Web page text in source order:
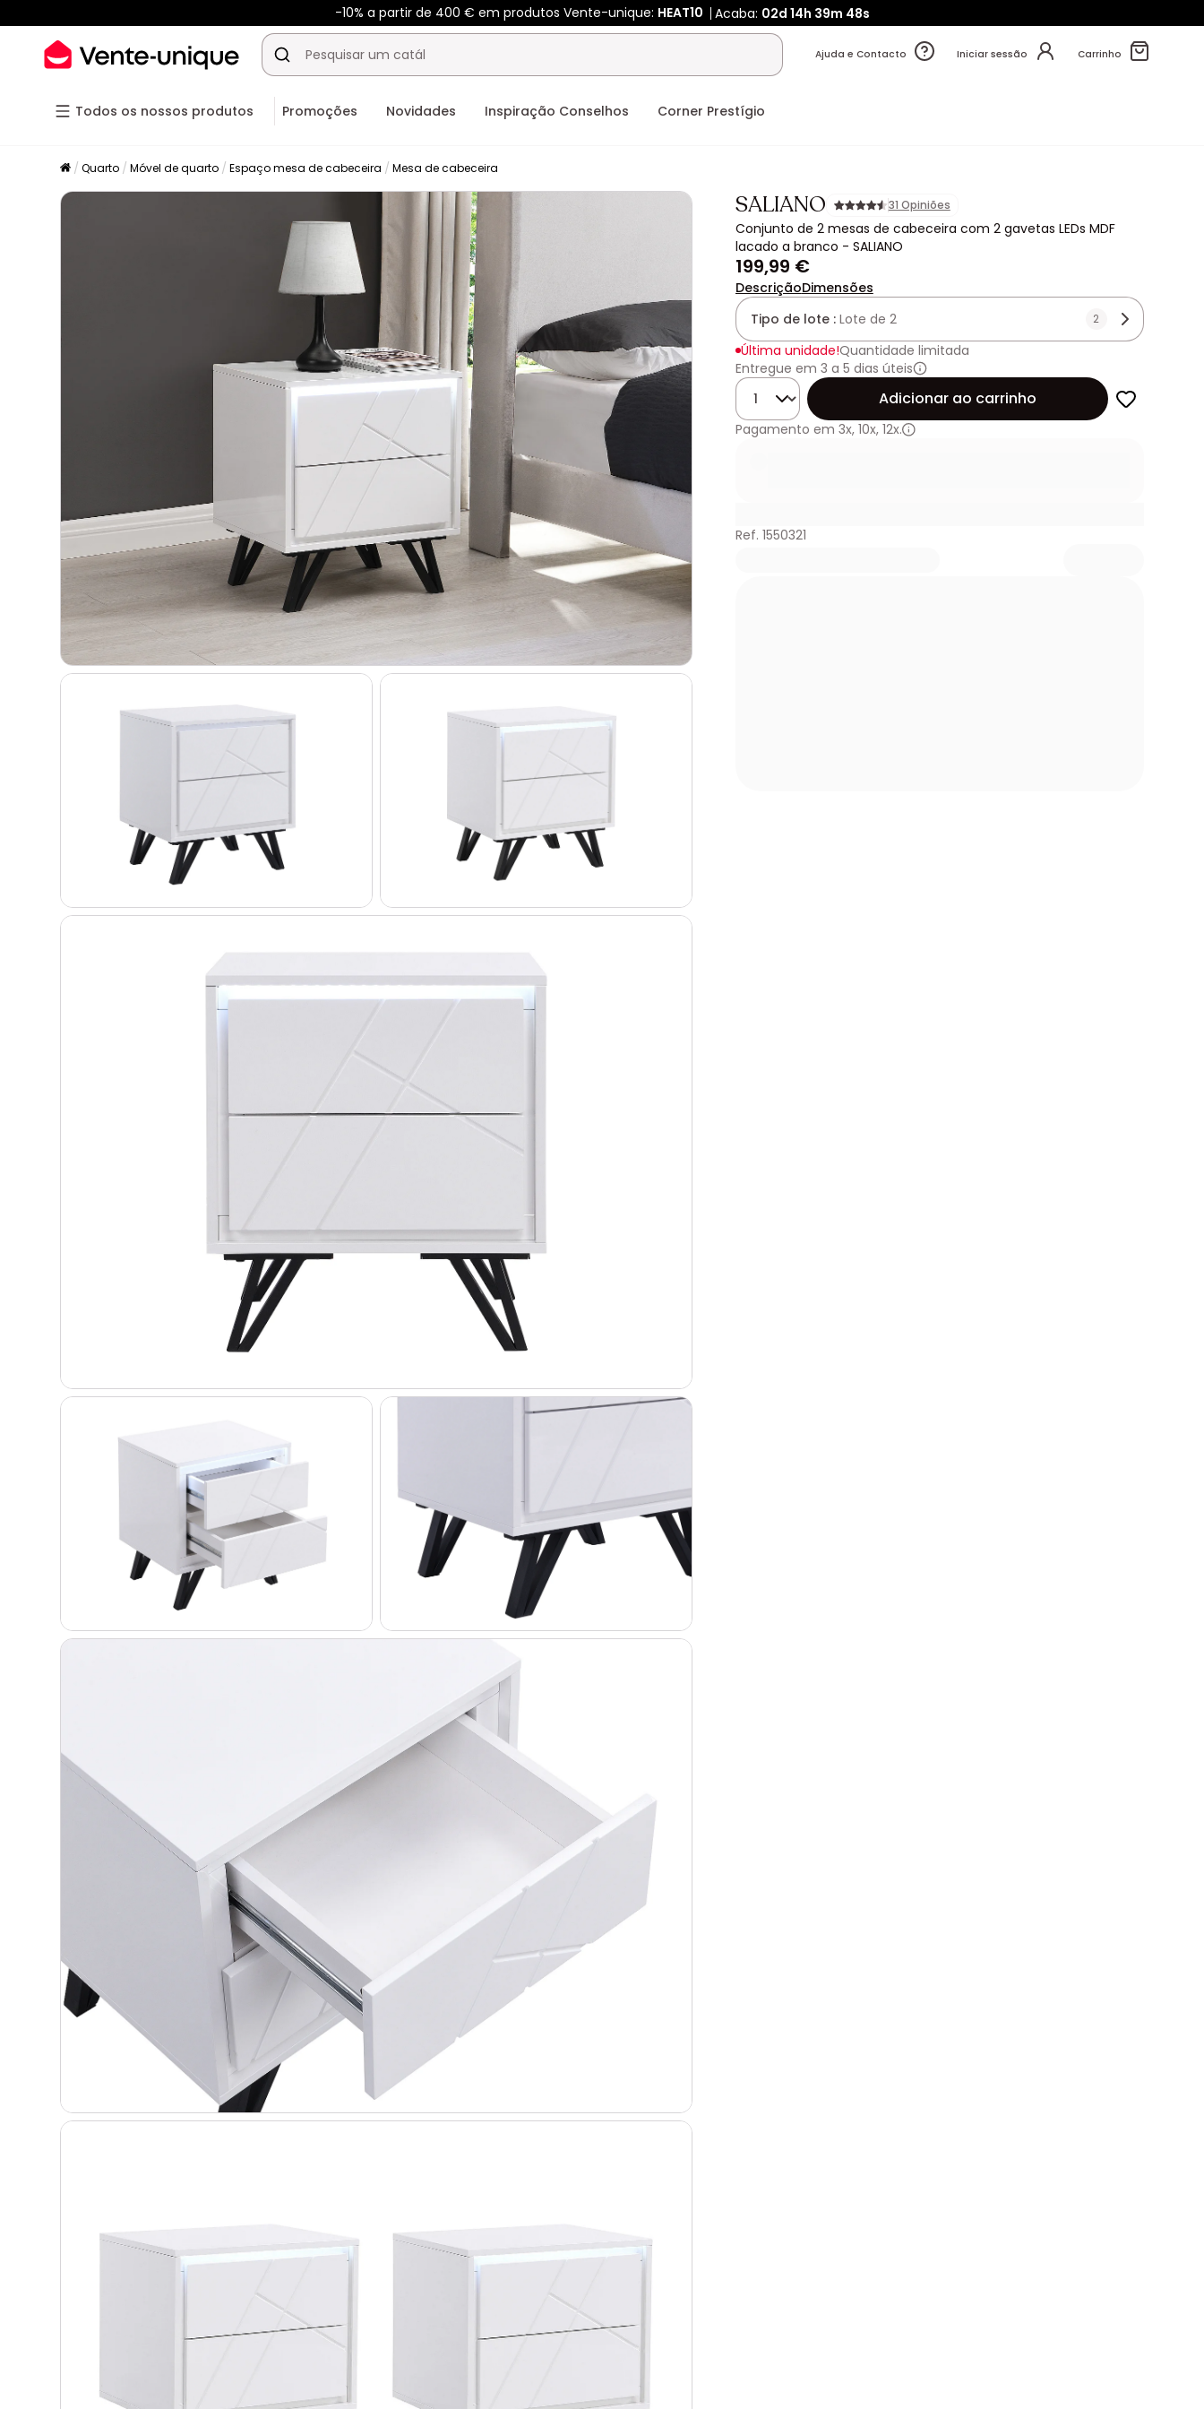
-10% a partir de 400 € em produtos Vente-unique: HEAT10 Acaba: 02d 14h 39m 46s
Ajuda e Contacto Iniciar sessão Carrinho
Todos os nossos produtos Promoções Novidades Inspiração Conselhos Corner Prestígio
Quarto Móvel de quarto Espaço mesa de cabeceira Mesa de cabeceira
SALIANO 31 Opiniões
Conjunto de 2 mesas de cabeceira com 2 gavetas LEDs MDF
lacado a branco - SALIANO
199,99 €
DescriçãoDimensões
Tipo de lote : Lote de 2 2
Última unidade!Quantidade limitada
Entregue em 3 a 5 dias úteis
Quantidade
Adicionar ao carrinho
Pagamento em 3x, 10x, 12x.
Ref. 1550321